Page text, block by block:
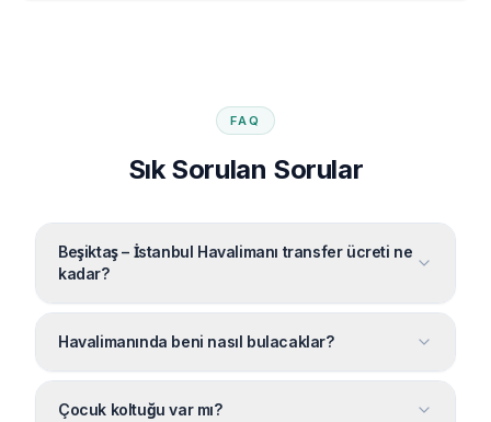
FAQ
Sık Sorulan Sorular
Beşiktaş – İstanbul Havalimanı transfer ücreti ne
kadar?
Havalimanında beni nasıl bulacaklar?
Çocuk koltuğu var mı?